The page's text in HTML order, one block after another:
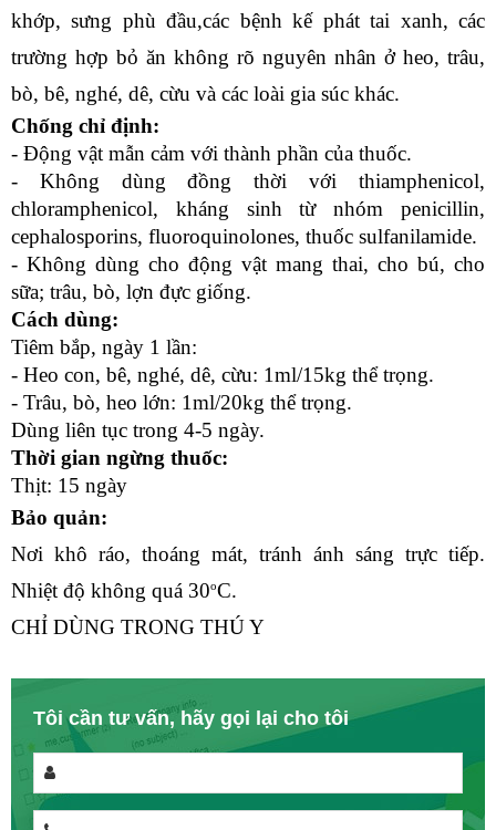
khớp, sưng phù đầu,các bệnh kế phát tai xanh, các
trường hợp bỏ ăn không rõ nguyên nhân ở heo, trâu,
bò, bê, nghé, dê, cừu và các loài gia súc khác.
Chống chỉ định:
- Động vật mẫn cảm với thành phần của thuốc.
- Không dùng đồng thời với thiamphenicol,
chloramphenicol, kháng sinh từ nhóm penicillin,
cephalosporins, fluoroquinolones, thuốc sulfanilamide.
- Không dùng cho động vật mang thai, cho bú, cho
sữa; trâu, bò, lợn đực giống.
Cách dùng:
Tiêm bắp, ngày 1 lần:
- Heo con, bê, nghé, dê, cừu: 1ml/15kg thể trọng.
- Trâu, bò, heo lớn: 1ml/20kg thể trọng.
Dùng liên tục trong 4-5 ngày.
Thời gian ngừng thuốc:
Thịt: 15 ngày
Bảo quản:
Nơi khô ráo, thoáng mát, tránh ánh sáng trực tiếp.
Nhiệt độ không quá 30oC.
CHỈ DÙNG TRONG THÚ Y
Tôi cần tư vấn, hãy gọi lại cho tôi